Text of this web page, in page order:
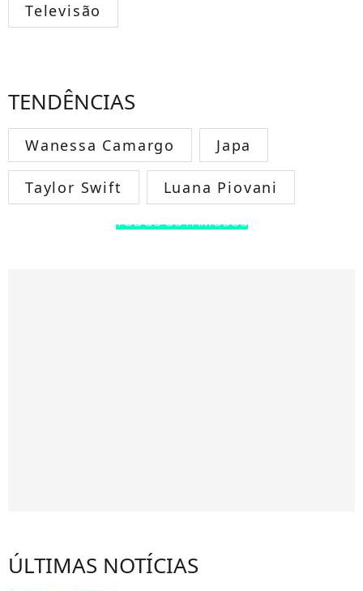
Televisão
TENDÊNCIAS
Wanessa Camargo Japa
Taylor Swift Luana Piovani
TODOS OS FAMOSOS
ÚLTIMAS NOTÍCIAS